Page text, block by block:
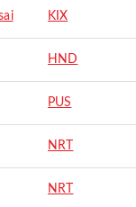
KIX
HND
PUS
NRT
NRT